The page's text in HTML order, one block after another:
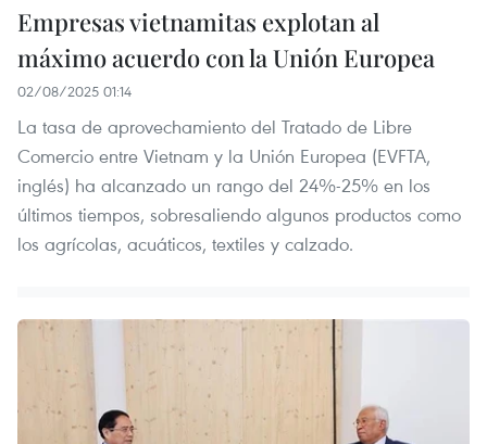
Empresas vietnamitas explotan al
máximo acuerdo con la Unión Europea
02/08/2025 01:14
La tasa de aprovechamiento del Tratado de Libre
Comercio entre Vietnam y la Unión Europea (EVFTA,
inglés) ha alcanzado un rango del 24%-25% en los
últimos tiempos, sobresaliendo algunos productos como
los agrícolas, acuáticos, textiles y calzado.